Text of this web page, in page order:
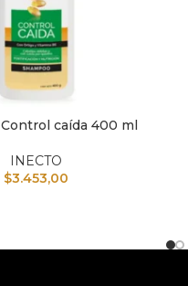
caída 400 ml
INECTO
$3.453,00